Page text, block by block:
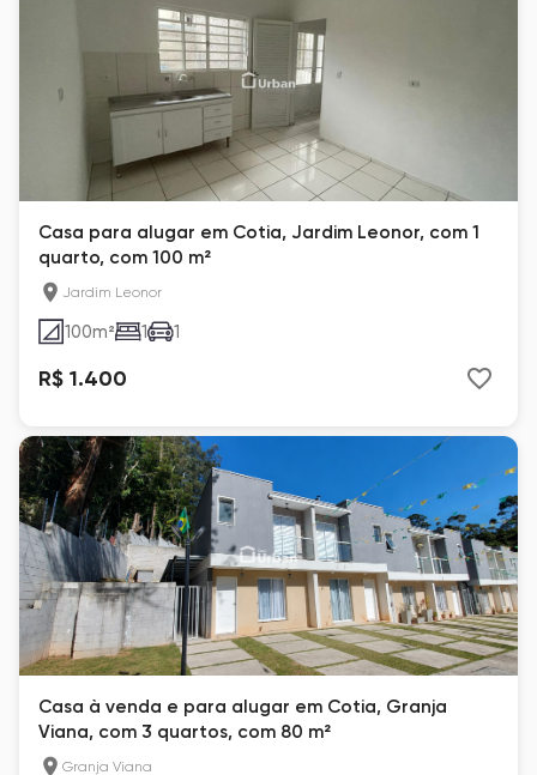
Casa para alugar em Cotia, Jardim Leonor, com 1
quarto, com 100 m²
Jardim Leonor
100m² 1 1
R$ 1.400
Casa à venda e para alugar em Cotia, Granja
Viana, com 3 quartos, com 80 m²
Granja Viana